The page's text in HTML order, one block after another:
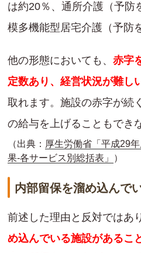
は約20％、通所介護（予防
模多機能型居宅介護（予防
他の形態においても、 赤字
定数あり、経営状況が難し
取れます。施設の赤字が続
の給与を上げることもでき
（出典： 厚生労働省「平成29
果-各サービス別総括表」
）
内部留保を溜め込んで
前述した理由と反対ではあ
め込んでいる施設があるこ